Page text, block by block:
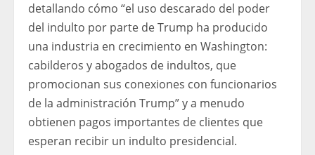
detallando cómo “el uso descarado del poder
del indulto por parte de Trump ha producido
una industria en crecimiento en Washington:
cabilderos y abogados de indultos, que
promocionan sus conexiones con funcionarios
de la administración Trump” y a menudo
obtienen pagos importantes de clientes que
esperan recibir un indulto presidencial.